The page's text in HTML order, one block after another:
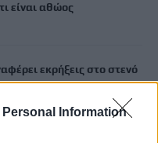
Personal Information
είναι αθώος
εκρήξεις στο στενό